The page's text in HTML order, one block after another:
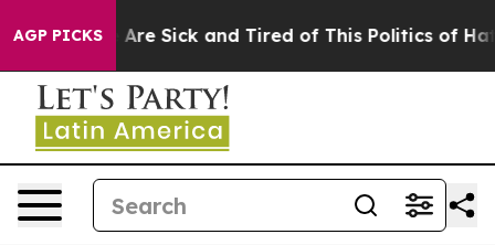
AGP PICKSAre Sick and Tired of This Politics of Hatred”